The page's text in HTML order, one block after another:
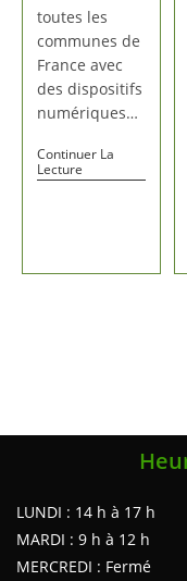
toutes les
communes de
France avec
des dispositifs
numériques…
Continuer La
Lecture
LUNDI : 14 h à 17 h
MARDI : 9 h à 12 h
MERCREDI : Fermé